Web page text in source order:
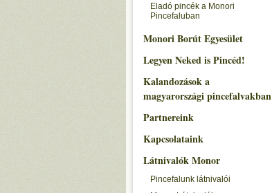
Eladó pincék a Monori
Pincefaluban
Monori Borút Egyesület
Legyen Neked is Pincéd!
Kalandozások a
magyarországi pincefalvakban
Partnereink
Kapcsolataink
Látnivalók Monor
Pincefalunk látnivalói